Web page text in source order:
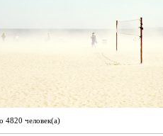
4820 человек(а)